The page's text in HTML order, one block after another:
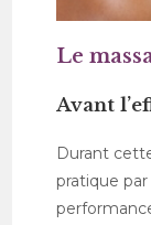
Le
Avant
Durant
pratique